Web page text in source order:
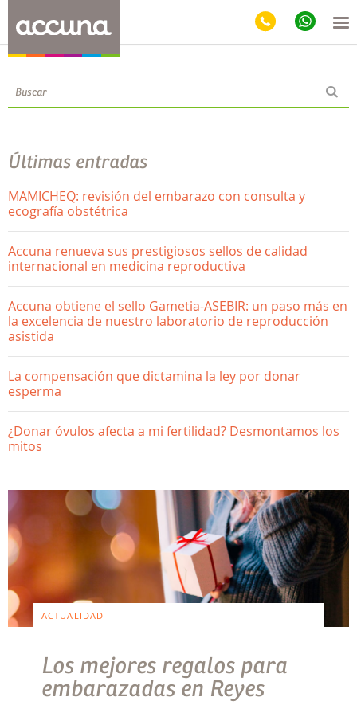
Blog
Últimas entradas
MAMICHEQ: revisión del embarazo con consulta y
ecografía obstétrica
Accuna renueva sus prestigiosos sellos de calidad
internacional en medicina reproductiva
Accuna obtiene el sello Gametia-ASEBIR: un paso más en
la excelencia de nuestro laboratorio de reproducción
asistida
La compensación que dictamina la ley por donar
esperma
¿Donar óvulos afecta a mi fertilidad? Desmontamos los
mitos
ACTUALIDAD
Los mejores regalos para
embarazadas en Reyes